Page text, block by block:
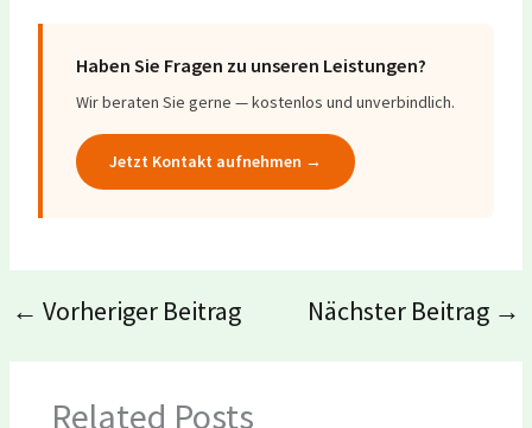
Haben Sie Fragen zu unseren Leistungen?
Wir beraten Sie gerne — kostenlos und unverbindlich.
Jetzt Kontakt aufnehmen →
← Vorheriger Beitrag Nächster Beitrag →
Related Posts